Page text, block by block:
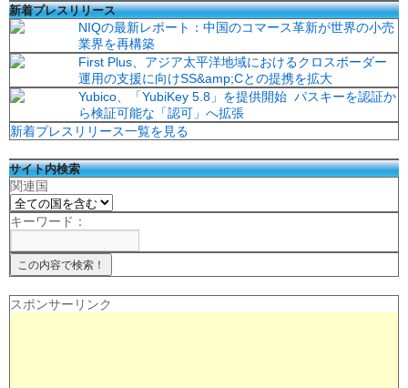
新着プレスリリース
NIQの最新レポート：中国のコマース革新が世界の小売
業界を再構築
First Plus、アジア太平洋地域におけるクロスボーダー
運用の支援に向けSS&amp;Cとの提携を拡大
Yubico、「YubiKey 5.8」を提供開始 パスキーを認証か
ら検証可能な「認可」へ拡張
新着プレスリリース一覧を見る
サイト内検索
関連国
キーワード：
スポンサーリンク